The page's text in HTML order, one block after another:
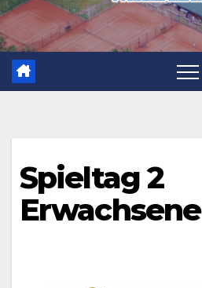
Spieltag 2
Erwachsene